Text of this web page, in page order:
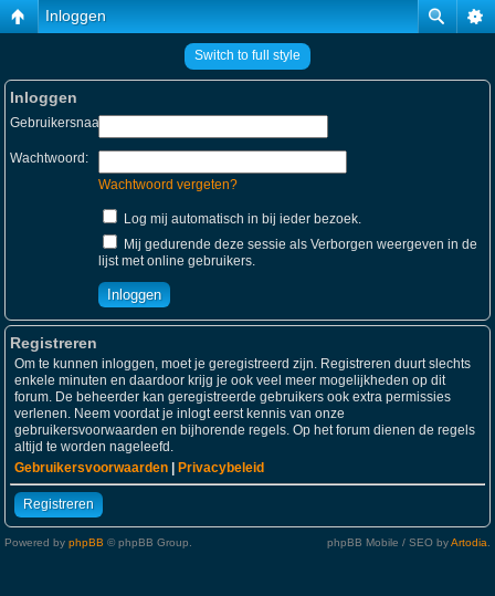
Inloggen
Switch to full style
Inloggen
Gebruikersnaam:
Wachtwoord:
Wachtwoord vergeten?
Log mij automatisch in bij ieder bezoek.
Mij gedurende deze sessie als Verborgen weergeven in de
lijst met online gebruikers.
Registreren
Om te kunnen inloggen, moet je geregistreerd zijn. Registreren duurt slechts
enkele minuten en daardoor krijg je ook veel meer mogelijkheden op dit
forum. De beheerder kan geregistreerde gebruikers ook extra permissies
verlenen. Neem voordat je inlogt eerst kennis van onze
gebruikersvoorwaarden en bijhorende regels. Op het forum dienen de regels
altijd te worden nageleefd.
Gebruikersvoorwaarden
Privacybeleid
Registreren
Powered by phpBB © phpBB Group. phpBB Mobile / SEO byArtodia